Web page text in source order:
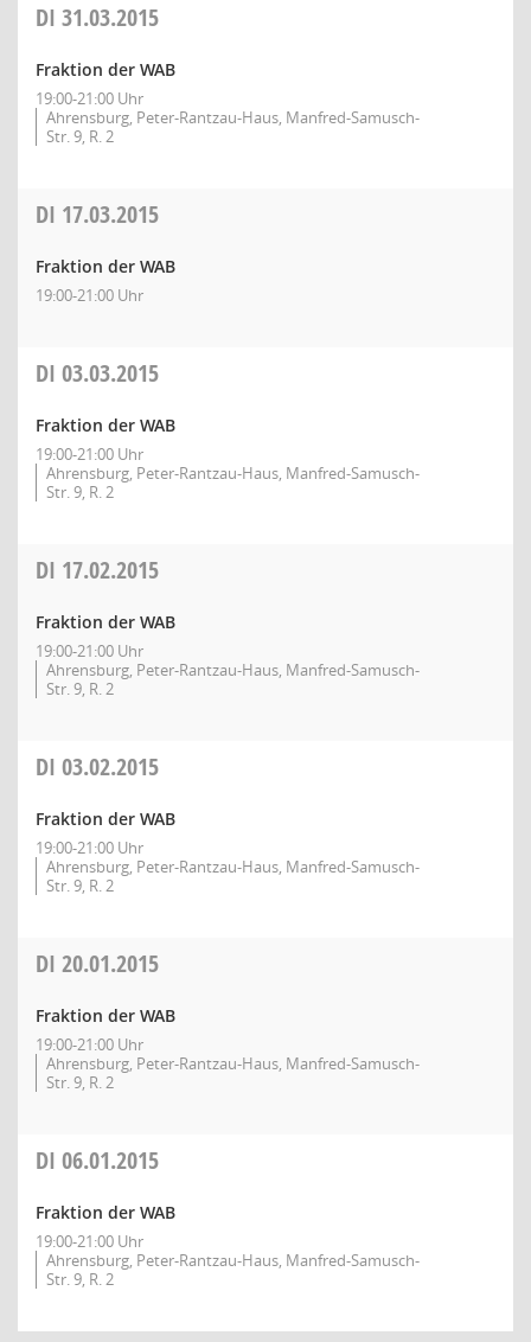
DI 31.03.2015
Fraktion der WAB
19:00-21:00 Uhr
Ahrensburg, Peter-Rantzau-Haus, Manfred-Samusch-
Str. 9, R. 2
DI 17.03.2015
Fraktion der WAB
19:00-21:00 Uhr
DI 03.03.2015
Fraktion der WAB
19:00-21:00 Uhr
Ahrensburg, Peter-Rantzau-Haus, Manfred-Samusch-
Str. 9, R. 2
DI 17.02.2015
Fraktion der WAB
19:00-21:00 Uhr
Ahrensburg, Peter-Rantzau-Haus, Manfred-Samusch-
Str. 9, R. 2
DI 03.02.2015
Fraktion der WAB
19:00-21:00 Uhr
Ahrensburg, Peter-Rantzau-Haus, Manfred-Samusch-
Str. 9, R. 2
DI 20.01.2015
Fraktion der WAB
19:00-21:00 Uhr
Ahrensburg, Peter-Rantzau-Haus, Manfred-Samusch-
Str. 9, R. 2
DI 06.01.2015
Fraktion der WAB
19:00-21:00 Uhr
Ahrensburg, Peter-Rantzau-Haus, Manfred-Samusch-
Str. 9, R. 2